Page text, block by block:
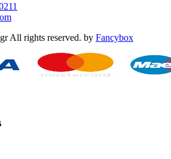
All rights reserved. by Fancybox